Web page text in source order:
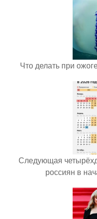
Что делать при
Следующая
россиян в